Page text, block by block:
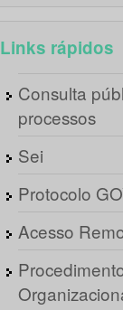
Links rápidos
Consulta
processos
Sei
Protocolo
Acesso